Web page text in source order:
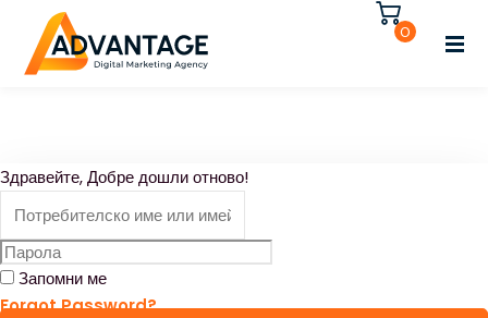
0
Здравейте, Добре дошли отново!
Запомни ме
Forgot Password?
Регистрирайте се
Вече имате акаунт?